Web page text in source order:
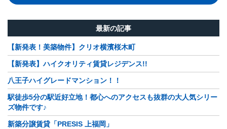
最新の記事
【新発表！美築物件】クリオ横濱桜木町
【新発表】ハイクオリティ賃貸レジデンス!!
八王子ハイグレードマンション！！
駅徒歩5分の駅近好立地！都心へのアクセスも抜群の大人気シリー
ズ物件です♪
新築分譲賃貸「PRESIS 上福岡」